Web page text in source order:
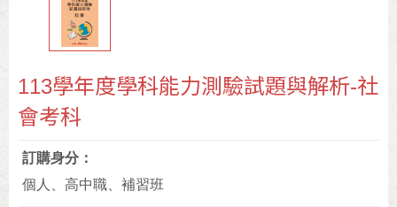
113學年度學科能力測驗試題與解析-社
會考科
訂購身分
個人、高中職、補習班